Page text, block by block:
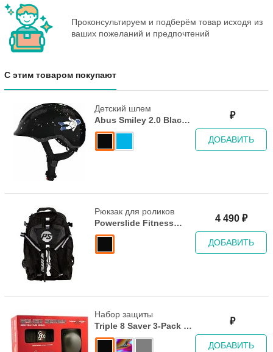
Проконсультируем и подберём товар исходя из
ваших пожеланий и предпочтений
С этим товаром покупают
Детский шлем
Abus Smiley 2.0 Black
Space
₽
ДОБАВИТЬ
Рюкзак для роликов
Powerslide Fitness
Backpack - Black
4 490₽
ДОБАВИТЬ
Набор защиты
Triple 8 Saver 3-Pack -
Black
₽
ДОБАВИТЬ